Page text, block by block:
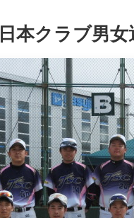
本クラブ男